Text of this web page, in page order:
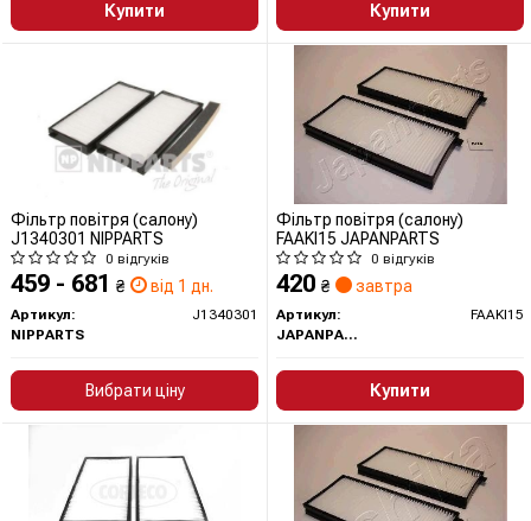
Купити Купити
Фільтр повітря (салону)
J1340301 NIPPARTS
0 відгуків
459 - 681 ₴ від 1 дн.
Артикул:
J1340301
NIPPARTS
Вибрати ціну
Фільтр повітря (салону)
FAAKI15 JAPANPARTS
0 відгуків
420 ₴ завтра
Артикул:
FAAKI15
JAPANPARTS
Купити